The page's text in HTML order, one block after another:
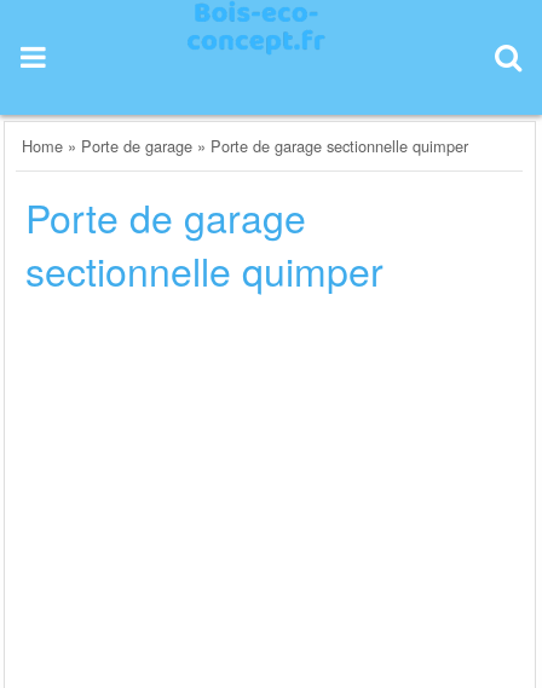
content
Home » Porte de garage » Porte de garage sectionnelle quimper
Porte de garage
sectionnelle quimper